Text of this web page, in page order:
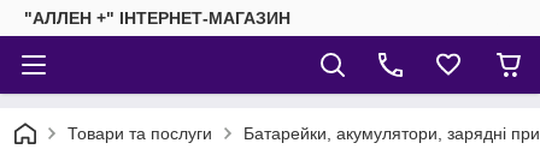
"АЛЛЕН +" ІНТЕРНЕТ-МАГАЗИН
Товари та послуги Батарейки, акумулятори, зарядні